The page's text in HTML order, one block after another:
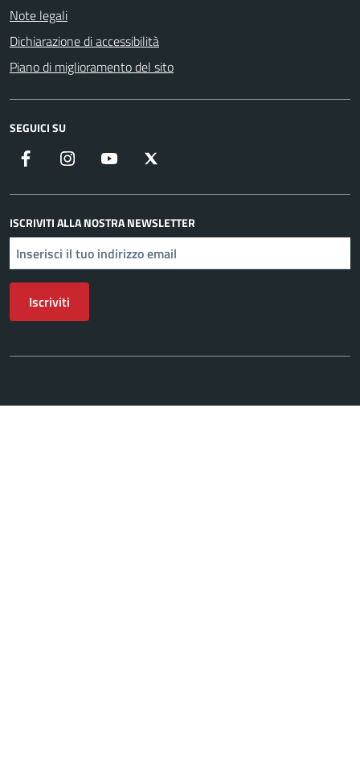
Note legali
Dichiarazione di accessibilità
Piano di miglioramento del sito
SEGUICI SU
Facebook Instagram YouTube
ISCRIVITI ALLA NOSTRA NEWSLETTER